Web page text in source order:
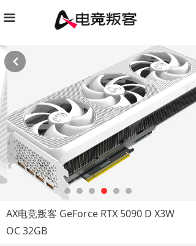
끀
AX电竞叛客 GeForce RTX 5090 D X3W
OC 32GB
낒